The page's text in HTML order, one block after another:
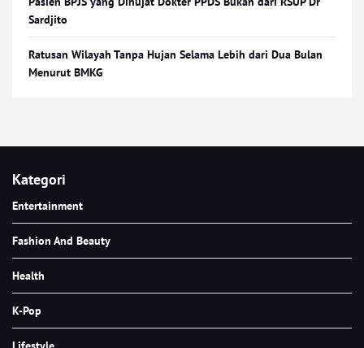
Sardjito
Ratusan Wilayah Tanpa Hujan Selama Lebih dari Dua Bulan
Menurut BMKG
Kategori
Entertainment
Fashion And Beauty
Health
K-Pop